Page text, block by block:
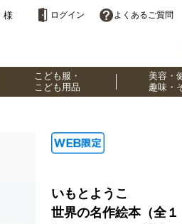
様 ログイン よくあるご質問
こども服・
こども用品
美容・
趣味・
いもとようこ
世界の名作絵本（全１